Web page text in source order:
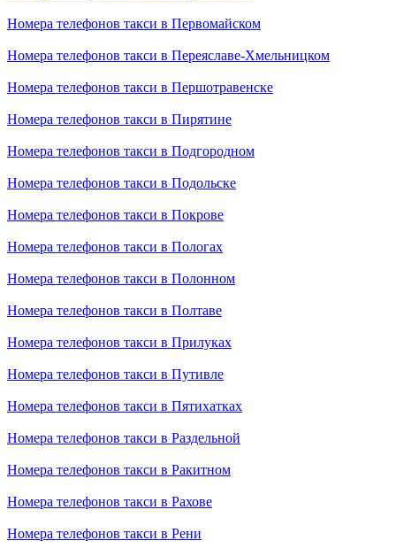
Номера телефонов такси в Первомайском
Номера телефонов такси в Переяславе-Хмельницком
Номера телефонов такси в Першотравенске
Номера телефонов такси в Пирятине
Номера телефонов такси в Подгородном
Номера телефонов такси в Подольске
Номера телефонов такси в Покрове
Номера телефонов такси в Пологах
Номера телефонов такси в Полонном
Номера телефонов такси в Полтаве
Номера телефонов такси в Прилуках
Номера телефонов такси в Путивле
Номера телефонов такси в Пятихатках
Номера телефонов такси в Раздельной
Номера телефонов такси в Ракитном
Номера телефонов такси в Рахове
Номера телефонов такси в Рени